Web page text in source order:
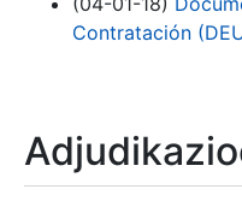
Contratación